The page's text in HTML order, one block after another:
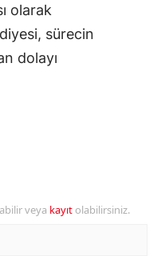
olarak
sürecin
dolayı
veya kayıt olabilirsiniz.